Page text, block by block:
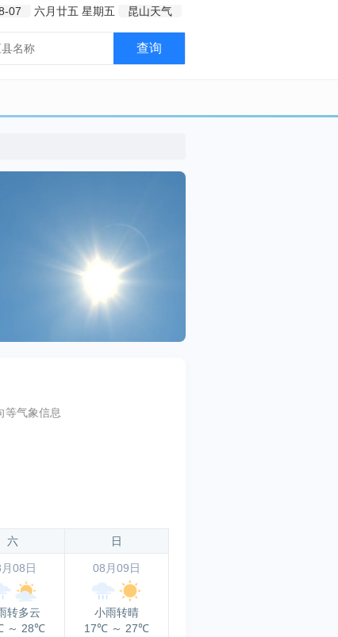
07 六月廿五 星期五 昆山天气
查询
等气象信息
六 日
08日
转多云
～ 28℃
08月09日
小雨转晴
17℃ ～ 27℃